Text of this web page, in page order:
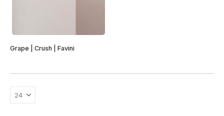
produit
plusieurs
Les
options
Grape | Crush | Favini